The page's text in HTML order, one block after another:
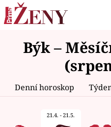
Trendy: Polabí Inspekce
Zrádci
Témata
Býk –
Denní horoskop
21.4. - 21.5.